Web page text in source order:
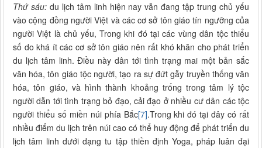
Thứ sáu:du lịch tâm linh hiện nay vẫn đang tập trung chủ yếu
vào cộng đồng người Việt và các cơ sở tôn giáo tín ngưỡng của
người Việt là chủ yếu, Trong khi đó tại các vùng dân tộc thiểu
số do khá ít các cơ sở tôn giáo nên rất khó khăn cho phát triển
du lịch tâm linh. Điều này dân tới tình trạng mai một bản sắc
văn hóa, tôn giáo tộc người, tạo ra sự đứt gẫy truyền thống văn
hóa, tôn giáo, và hình thành khoảng trống trong tâm lý tộc
người dẫn tới tình trạng bỏ đạo, cải đạo ở nhiều cư dân các tộc
người thiểu số miền núi phía Bắc[7].Trong khi đó tại đây có rất
nhiều điểm du lịch trên núi cao có thể huy động để phát triển du
lịch tâm linh dưới dạng tu tập thiền định Yoga, pháp luân đại